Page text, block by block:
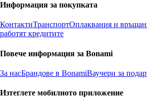
Информация за покупката
КонтактиТранспортОплаквания и
работят кредитите
Повече информация за Bonami
За насБрандове в BonamiВаучери за
Изтеглете мобилното приложение